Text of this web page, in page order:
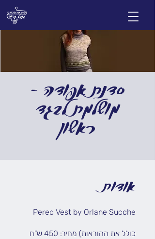
סדנת אפודה -
מושלמת לבגד
ראשון
אודות
Perec Vest by Orlane Sucche
מחיר: 450 ש"ח (כולל את ההוראות